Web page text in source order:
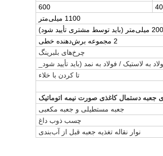
600
1100 میلی‌متر
2 مجموعه برش‌دهنده خطی
چرخ‌های بلبرینگ
به لاستیک / فولاد به نمد (باید تأیید شود_
تا کردن با خلاء
جعبه دستمال کاغذی صورت نیمه اتوماتیک
جعبه مستطیلی و جعبه مکعبی
چسب ذوب داغ
نوار نقاله تغذیه جعبه قبل از آب‌بندی